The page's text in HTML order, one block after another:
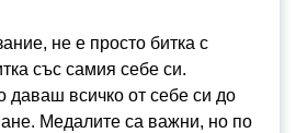
не е просто битка с
със самия себе си.
даваш всичко от себе си до
Медалите са важни, но по